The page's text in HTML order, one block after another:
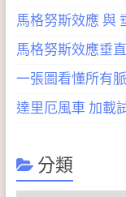
馬格努斯效應 與
馬格努斯效應垂
一張圖看懂所有
達里厄風車 加載
分類